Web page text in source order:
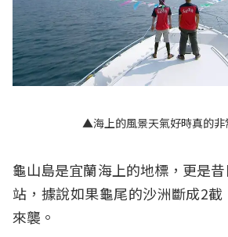
▲海上的風景天氣好時真的非
龜山島是宜蘭海上的地標，更是
站，據說如果龜尾的沙洲斷成2
來襲。